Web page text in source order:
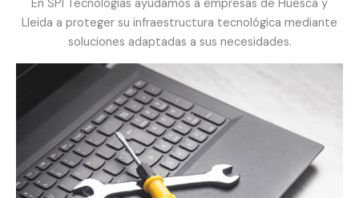
En SPI Tecnologías ayudamos a empresas de Huesca y
Lleida a proteger su infraestructura tecnológica mediante
soluciones adaptadas a sus necesidades.